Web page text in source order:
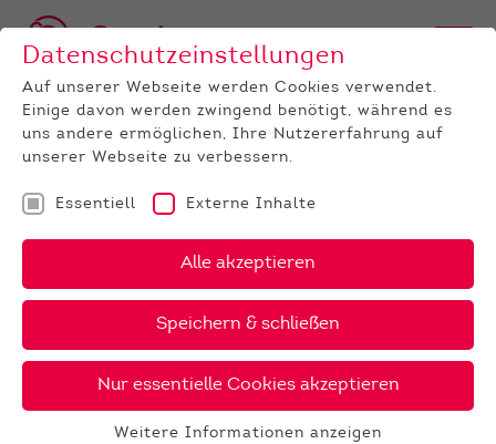
BULLEN BROWN SWISS
ROXY PP gesext 45 €
GALERIE
Datenschutzeinstellungen
Auf unserer Webseite werden Cookies verwendet.
Einige davon werden zwingend benötigt, während es
uns andere ermöglichen, Ihre Nutzererfahrung auf
unserer Webseite zu verbessern.
Essentiell Externe Inhalte
Alle akzeptieren
Speichern & schließen
Nur essentielle Cookies akzeptieren
Weitere Informationen anzeigen